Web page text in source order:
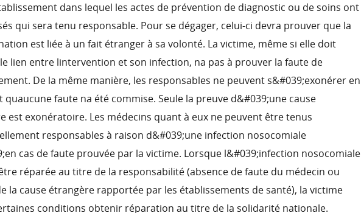
dans lequel les actes de prévention de diagnostic ou de soins ont
qui sera tenu responsable. Pour se dégager, celui-ci devra prouver que la
est liée à un fait étranger à sa volonté. La victime, même si elle doit
lien entre lintervention et son infection, na pas à prouver la faute de
De la même manière, les responsables ne peuvent s&#039;exonérer en
faute na été commise. Seule la preuve d&#039;une cause
est exonératoire. Les médecins quant à eux ne peuvent être tenus
responsables à raison d&#039;une infection nosocomiale
cas de faute prouvée par la victime. Lorsque l&#039;infection nosocomiale
réparée au titre de la responsabilité (absence de faute du médecin ou
la cause étrangère rapportée par les établissements de santé), la victime
conditions obtenir réparation au titre de la solidarité nationale.